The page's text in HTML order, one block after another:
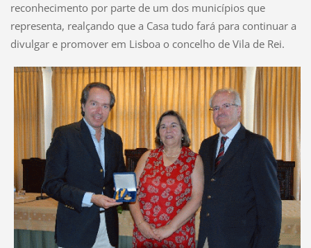
reconhecimento por parte de um dos municípios que
representa, realçando que a Casa tudo fará para continuar a
divulgar e promover em Lisboa o concelho de Vila de Rei.